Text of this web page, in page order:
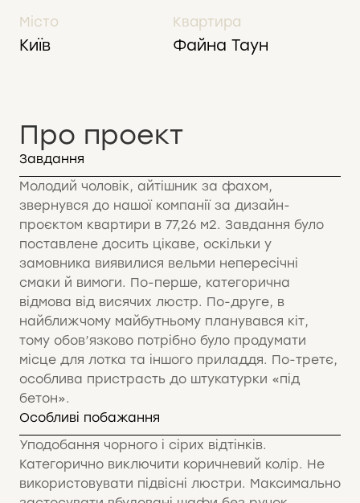
Місто
Київ
Квартира
Файна Таун
Про проект
Завдання
Молодий чоловік, айтішник за фахом,
звернувся до нашої компанії за дизайн-
проєктом квартири в 77,26 м2. Завдання було
поставлене досить цікаве, оскільки у
замовника виявилися вельми непересічні
смаки й вимоги. По-перше, категорична
відмова від висячих люстр. По-друге, в
найближчому майбутньому планувався кіт,
тому обов’язково потрібно було продумати
місце для лотка та іншого приладдя. По-третє,
особлива пристрасть до штукатурки «під
бетон».
Особливі побажання
Уподобання чорного і сірих відтінків.
Категорично виключити коричневий колір. Не
використовувати підвісні люстри. Максимально